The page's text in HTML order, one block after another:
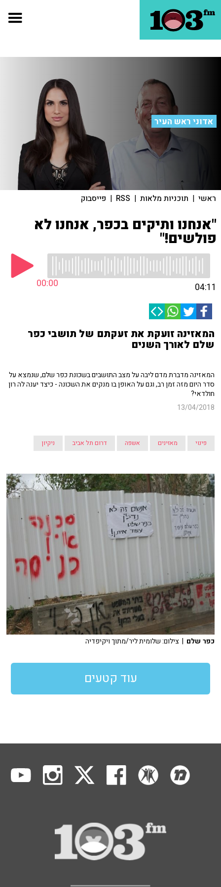
אדוני ראש העיר
ראשי | תוכניות מלאות |
RSS
| פייסבוק
"אנחנו ותיקים בכפר, אנחנו לא
פולשים!"
00:00 04:11
המאזינה זועקת את זעקתם של תושבי כפר
שלם לאורך השנים
המאזינה מדברת מדם ליבה על מצב התושבים בשכונת כפר שלם, שנמצא על
סדר היום מזה זמן רב, וגם על האופן בו מנקים את השכונה - כיצד יענה לה רון
חולדאי?
13/04/2018
פינוי מאזינים אשפה דרום תל אביב ניקיון
כפר שלם | צילום: שלומית ליר/מתוך ויקיפדיה
עוד קטעים